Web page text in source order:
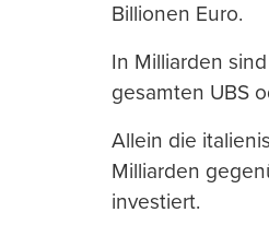
Billionen Euro.
In Milliarden
gesamten UBS
Allein die
Milliarden
investiert.